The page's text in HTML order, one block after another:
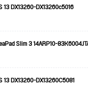
13 DX13260-DX13260c5016
Slim 3 14ARP10-
13 DX13260-DX13260C5081